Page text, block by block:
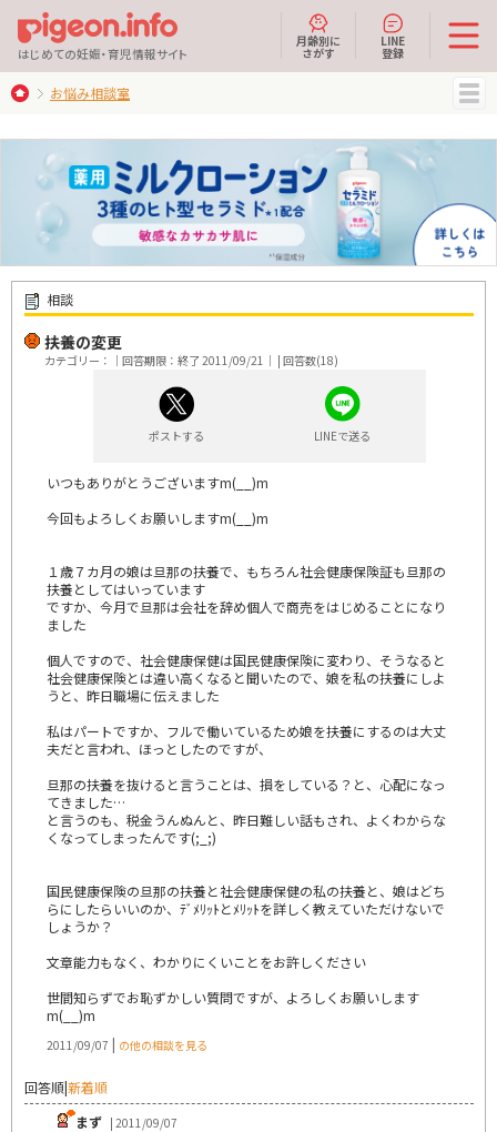
はじめての妊娠・育児情報サイト
月齢別に
さがす
LINE
登録
お悩み相談室
相談
扶養の変更
カテゴリー：｜回答期限：終了 2011/09/21｜ | 回答数(18)
ポストする LINEで送る
いつもありがとうございますm(__)m
今回もよろしくお願いしますm(__)m
１歳７カ月の娘は旦那の扶養で、もちろん社会健康保険証も旦那の
扶養としてはいっています
ですか、今月で旦那は会社を辞め個人で商売をはじめることになり
ました
個人ですので、社会健康保健は国民健康保険に変わり、そうなると
社会健康保険とは違い高くなると聞いたので、娘を私の扶養にしよ
うと、昨日職場に伝えました
私はパートですか、フルで働いているため娘を扶養にするのは大丈
夫だと言われ、ほっとしたのですが、
旦那の扶養を抜けると言うことは、損をしている？と、心配になっ
てきました…
と言うのも、税金うんぬんと、昨日難しい話もされ、よくわからな
くなってしまったんです(;_;)
国民健康保険の旦那の扶養と社会健康保健の私の扶養と、娘はどち
らにしたらいいのか、ﾃﾞﾒﾘｯﾄとﾒﾘｯﾄを詳しく教えていただけないで
しょうか？
文章能力もなく、わかりにくいことをお許しください
世間知らずでお恥ずかしい質問ですが、よろしくお願いします
m(__)m
2011/09/07 | の他の相談を見る
回答順|新着順
まず | 2011/09/07